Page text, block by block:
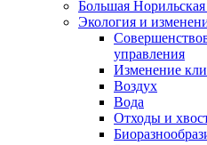
Большая
Экология и
управления
Изменение
Воздух
Вода
Отходы и